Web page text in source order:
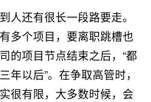
人还有很长一段路要走。
多个项目，要离职跳槽也
的项目节点结束之后，“都
年以后”。在争取高管时，
很有限，大多数时候，会